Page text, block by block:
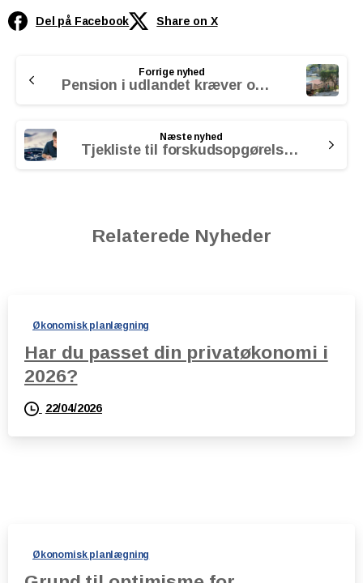
Del på Facebook Share on X
Reading
Forrige nyhed
Pension i udlandet kræver omtanke
Næste nyhed
Tjekliste til forskudsopgørelsen 2026
Relaterede Nyheder
Økonomisk planlægning
Har du passet din privatøkonomi i
2026?
22/04/2026
Økonomisk planlægning